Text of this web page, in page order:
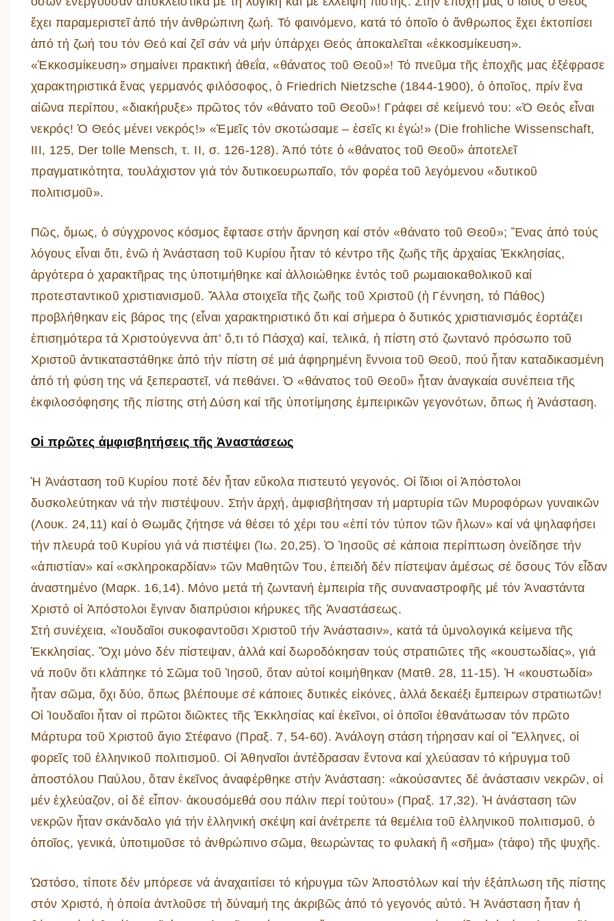
ἔχει παραμεριστεῖ ἀπό τήν ἀνθρώπινη ζωή. Τό φαινόμενο, κατά τό ὁποῖο ὁ ἄνθρωπος ἔχει ἐκτοπίσει
ἀπό τή ζωή του τόν Θεό καί ζεῖ σάν νά μήν ὑπάρχει Θεός ἀποκαλεῖται «ἐκκοσμίκευση».
«Ἐκκοσμίκευση» σημαίνει πρακτική ἀθεΐα, «θάνατος τοῦ Θεοῦ»! Τό πνεῦμα τῆς ἐποχῆς μας ἐξέφρασε
χαρακτηριστικά ἕνας γερμανός φιλόσοφος, ὁ Friedrich Nietzsche (1844-1900), ὁ ὁποῖος, πρίν ἕνα
αἰῶνα περίπου, «διακήρυξε» πρῶτος τόν «θάνατο τοῦ Θεοῦ»! Γράφει σέ κείμενό του: «Ὁ Θεός εἶναι
νεκρός! Ὁ Θεός μένει νεκρός!» «Ἐμεῖς τόν σκοτώσαμε – ἐσεῖς κι ἐγώ!» (Die frohliche Wissenschaft,
III, 125, Der tolle Mensch, τ. II, σ. 126-128). Ἀπό τότε ὁ «θάνατος τοῦ Θεοῦ» ἀποτελεῖ
πραγματικότητα, τουλάχιστον γιά τόν δυτικοευρωπαῖο, τόν φορέα τοῦ λεγόμενου «δυτικοῦ
πολιτισμοῦ».
Πῶς, ὅμως, ὁ σύγχρονος κόσμος ἔφτασε στήν ἄρνηση καί στόν «θάνατο τοῦ Θεοῦ»; Ἕνας ἀπό τούς
λόγους εἶναι ὅτι, ἐνῶ ἡ Ἀνάσταση τοῦ Κυρίου ἦταν τό κέντρο τῆς ζωῆς τῆς ἀρχαίας Ἐκκλησίας,
ἀργότερα ὁ χαρακτῆρας της ὑποτιμήθηκε καί ἀλλοιώθηκε ἐντός τοῦ ρωμαιοκαθολικοῦ καί
προτεσταντικοῦ χριστιανισμοῦ. Ἄλλα στοιχεῖα τῆς ζωῆς τοῦ Χριστοῦ (ἡ Γέννηση, τό Πάθος)
προβλήθηκαν εἰς βάρος της (εἶναι χαρακτηριστικό ὅτι καί σήμερα ὁ δυτικός χριστιανισμός ἑορτάζει
ἐπισημότερα τά Χριστούγεννα ἀπ’ ὅ,τι τό Πάσχα) καί, τελικά, ἡ πίστη στό ζωντανό πρόσωπο τοῦ
Χριστοῦ ἀντικαταστάθηκε ἀπό τήν πίστη σέ μιά ἀφηρημένη ἔννοια τοῦ Θεοῦ, πού ἦταν καταδικασμένη
ἀπό τή φύση της νά ξεπεραστεῖ, νά πεθάνει. Ὁ «θάνατος τοῦ Θεοῦ» ἦταν ἀναγκαία συνέπεια τῆς
ἐκφιλοσόφησης τῆς πίστης στή Δύση καί τῆς ὑποτίμησης ἐμπειρικῶν γεγονότων, ὅπως ἡ Ἀνάσταση.
Οἱ πρῶτες ἀμφισβητήσεις τῆς Ἀναστάσεως
Ἡ Ἀνάσταση τοῦ Κυρίου ποτέ δέν ἦταν εὔκολα πιστευτό γεγονός. Οἱ ἴδιοι οἱ Ἀπόστολοι
δυσκολεύτηκαν νά τήν πιστέψουν. Στήν ἀρχή, ἀμφισβήτησαν τή μαρτυρία τῶν Μυροφόρων γυναικῶν
(Λουκ. 24,11) καί ὁ Θωμᾶς ζήτησε νά θέσει τό χέρι του «ἐπί τόν τύπον τῶν ἥλων» καί νά ψηλαφήσει
τήν πλευρά τοῦ Κυρίου γιά νά πιστέψει (Ἰω. 20,25). Ὁ Ἰησοῦς σέ κάποια περίπτωση ὀνείδησε τήν
«ἀπιστίαν» καί «σκληροκαρδίαν» τῶν Μαθητῶν Του, ἐπειδή δέν πίστεψαν ἀμέσως σέ ὅσους Τόν εἶδαν
ἀναστημένο (Μαρκ. 16,14). Μόνο μετά τή ζωντανή ἐμπειρία τῆς συναναστροφῆς μέ τόν Ἀναστάντα
Χριστό οἱ Ἀπόστολοι ἔγιναν διαπρύσιοι κήρυκες τῆς Ἀναστάσεως.
Στή συνέχεια, «Ἰουδαῖοι συκοφαντοῦσι Χριστοῦ τήν Ἀνάστασιν», κατά τά ὑμνολογικά κείμενα τῆς
Ἐκκλησίας. Ὄχι μόνο δέν πίστεψαν, ἀλλά καί δωροδόκησαν τούς στρατιῶτες τῆς «κουστωδίας», γιά
νά ποῦν ὅτι κλάπηκε τό Σῶμα τοῦ Ἰησοῦ, ὅταν αὐτοί κοιμήθηκαν (Ματθ. 28, 11-15). Ἡ «κουστωδία»
ἦταν σῶμα, ὄχι δύο, ὅπως βλέπουμε σέ κάποιες δυτικές εἰκόνες, ἀλλά δεκαέξι ἔμπειρων στρατιωτῶν!
Οἱ Ἰουδαῖοι ἦταν οἱ πρῶτοι διῶκτες τῆς Ἐκκλησίας καί ἐκεῖνοι, οἱ ὁποῖοι ἐθανάτωσαν τόν πρῶτο
Μάρτυρα τοῦ Χριστοῦ ἅγιο Στέφανο (Πραξ. 7, 54-60). Ἀνάλογη στάση τήρησαν καί οἱ Ἕλληνες, οἱ
φορεῖς τοῦ ἑλληνικοῦ πολιτισμοῦ. Οἱ Ἀθηναῖοι ἀντέδρασαν ἔντονα καί χλεύασαν τό κήρυγμα τοῦ
ἀποστόλου Παύλου, ὅταν ἐκεῖνος ἀναφέρθηκε στήν Ἀνάσταση: «ἀκούσαντες δέ ἀνάστασιν νεκρῶν, οἱ
μέν ἐχλεύαζον, οἱ δέ εἶπον· ἀκουσόμεθά σου πάλιν περί τούτου» (Πραξ. 17,32). Ἡ ἀνάσταση τῶν
νεκρῶν ἦταν σκάνδαλο γιά τήν ἑλληνική σκέψη καί ἀνέτρεπε τά θεμέλια τοῦ ἑλληνικοῦ πολιτισμοῦ, ὁ
ὁποῖος, γενικά, ὑποτιμοῦσε τό ἀνθρώπινο σῶμα, θεωρώντας το φυλακή ἤ «σῆμα» (τάφο) τῆς ψυχῆς.
Ὡστόσο, τίποτε δέν μπόρεσε νά ἀναχαιτίσει τό κήρυγμα τῶν Ἀποστόλων καί τήν ἐξάπλωση τῆς πίστης
στόν Χριστό, ἡ ὁποία ἀντλοῦσε τή δύναμή της ἀκριβῶς ἀπό τό γεγονός αὐτό. Ἡ Ἀνάσταση ἦταν ἡ